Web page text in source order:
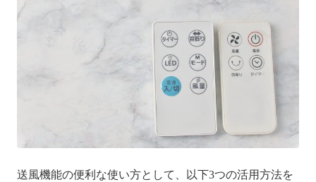
送風機能の便利な使い方として、以下3つの活用方法を